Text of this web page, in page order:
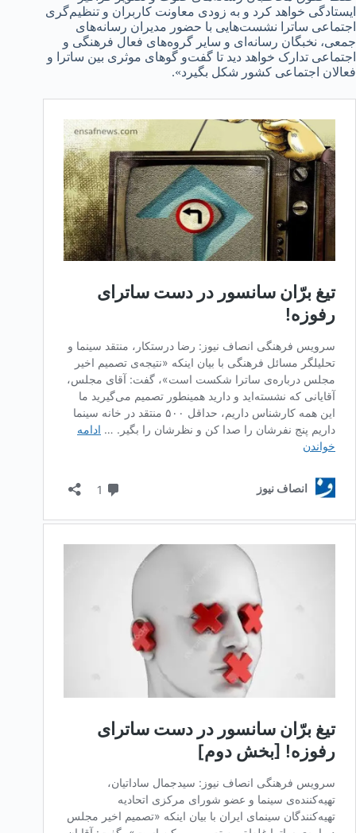
ایستادگی خواهد کرد و به زودی معاونت کاربران و تنظیم‌گری
اجتماعی ساترا نشست‌هایی با حضور مدیران رسانه‌های
جمعی، نخبگان رسانه‌ای و سایر گروه‌های فعال فرهنگی و
اجتماعی تدارک خواهد دید تا گفت‌و گوهای موثری بین ساترا و
فعالان اجتماعی کشور شکل بگیرد».